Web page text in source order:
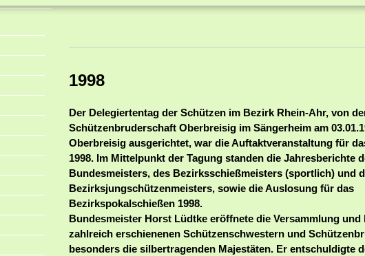
1998
Der Delegiertentag der Schützen im Bezirk Rhein-Ahr, von
Schützenbruderschaft Oberbreisig im Sängerheim am
Oberbreisig ausgerichtet, war die Auftaktveranstaltung für
1998. Im Mittelpunkt der Tagung standen die Jahresberichte
Bundesmeisters, des Bezirksschießmeisters (sportlich) und
Bezirksjungschützenmeisters, sowie die Auslosung für das
Bezirkspokalschießen 1998.
Bundesmeister Horst Lüdtke eröffnete die Versammlung und
zahlreich erschienenen Schützenschwestern und
besonders die silbertragenden Majestäten. Er entschuldigte